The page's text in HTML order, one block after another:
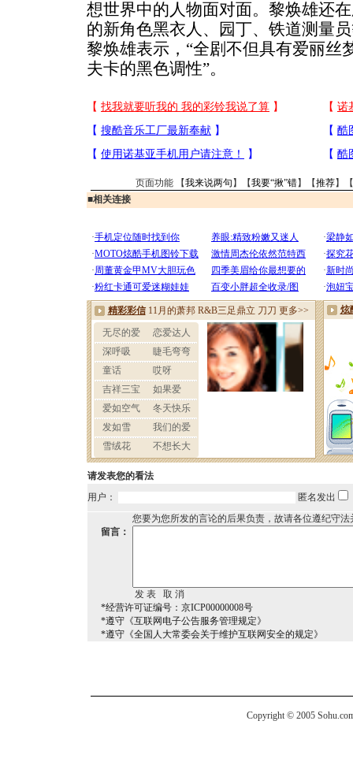
想世界中的人物面对面。黎焕雄还
的新角色黑衣人、园丁、铁道测量
黎焕雄表示，“全剧不但具有爱丽丝
夫卡的黑色调性”。
页面功能 【我来说两句 】【我要“揪”错】【推荐】
■相关连接
请发表您的看法
用户：
匿名发出
您要为您所发的言论的后果负责，故请各位遵纪守
留言：
*经营许可证编号：京ICP00000008号
*遵守《互联网电子公告服务管理规定》
*遵守《全国人大常委会关于维护互联网安全的规定》
Copyright © 2005